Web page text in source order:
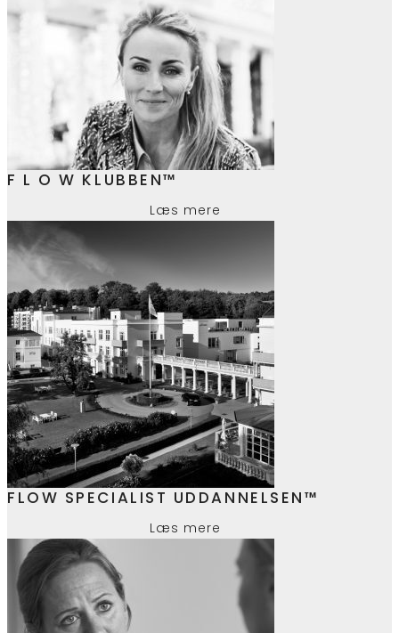
F L O W KLUBBEN™
Læs mere
FLOW SPECIALIST UDDANNELSEN™
Læs mere